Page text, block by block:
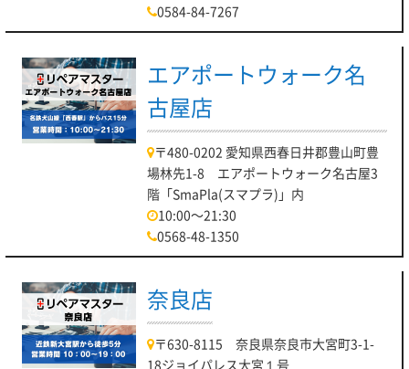
0584-84-7267
エアポートウォーク名
古屋店
〒480-0202 愛知県西春日井郡豊山町豊
場林先1-8 エアポートウォーク名古屋3
階「SmaPla(スマプラ)」内
10:00～21:30
0568-48-1350
奈良店
〒630-8115 奈良県奈良市大宮町3-1-
18ジョイパレス大宮１号